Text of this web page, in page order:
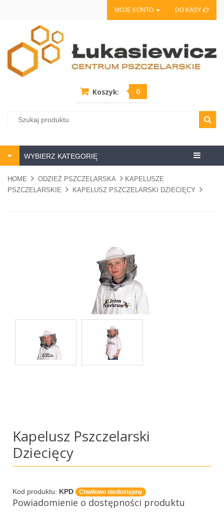
MOJE KONTO DO KASY
Koszyk: 0
Centrum
WYBIERZ KATEGORIĘ
HOME ODZIEŻ PSZCZELARSKA
KAPELUSZE
PSZCZELARSKIE
KAPELUSZ PSZCZELARSKI DZIECIĘCY
Kapelusz Pszczelarski
Dziecięcy
Kod produktu: KPD Chwilowo niedostępny
Powiadomienie o dostępności produktu